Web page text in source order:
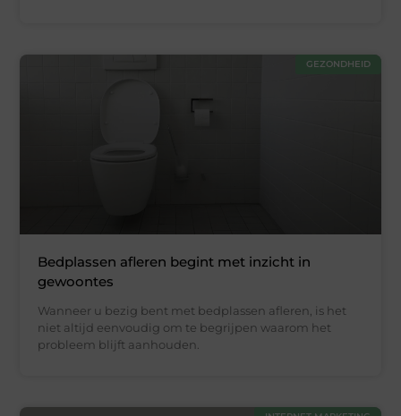
GEZONDHEID
Bedplassen afleren begint met inzicht in
gewoontes
Wanneer u bezig bent met bedplassen afleren, is het
niet altijd eenvoudig om te begrijpen waarom het
probleem blijft aanhouden.